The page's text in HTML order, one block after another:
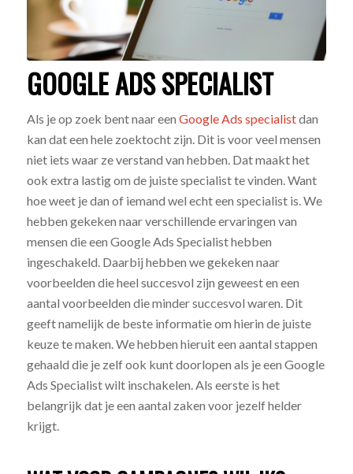
GOOGLE ADS SPECIALIST
Als je op zoek bent naar een Google Ads specialistdan
kan dat een hele zoektocht zijn. Dit is voor veel mensen
niet iets waar ze verstand van hebben. Dat maakt het
ook extra lastig om de juiste specialist te vinden. Want
hoe weet je dan of iemand wel echt een specialist is. We
hebben gekeken naar verschillende ervaringen van
mensen die een Google Ads Specialist hebben
ingeschakeld. Daarbij hebben we gekeken naar
voorbeelden die heel succesvol zijn geweest en een
aantal voorbeelden die minder succesvol waren. Dit
geeft namelijk de beste informatie om hierin de juiste
keuze te maken. We hebben hieruit een aantal stappen
gehaald die je zelf ook kunt doorlopen als je een Google
Ads Specialist wilt inschakelen. Als eerste is het
belangrijk dat je een aantal zaken voor jezelf helder
krijgt.